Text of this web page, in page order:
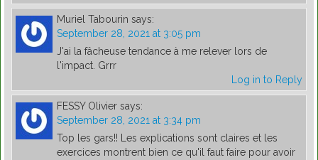
Muriel Tabourin says:
September 28, 2021 at 3:05 pm
J'ai la fâcheuse tendance à me relever lors de
l'impact. Grrr
Log in to Reply
FESSY Olivier says:
September 28, 2021 at 3:34 pm
Top les gars!! Les explications sont claires et les
exercices montrent bien ce qu'il faut faire pour avoir